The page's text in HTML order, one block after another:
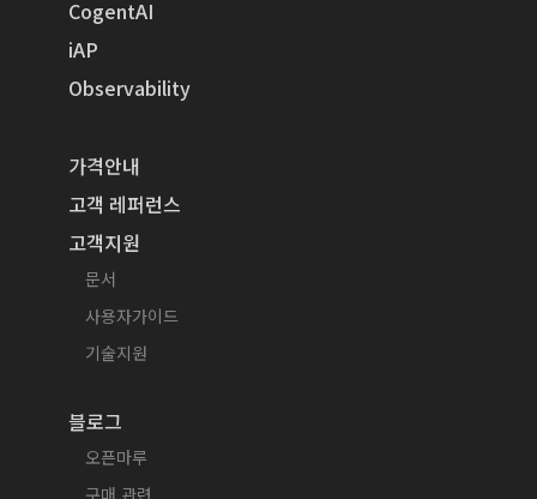
CogentAI
iAP
Observability
가격안내
고객 레퍼런스
고객지원
문서
사용자가이드
기술지원
블로그
오픈마루